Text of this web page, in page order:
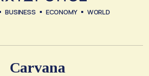
BUSINESS ECONOMY WORLD
Carvana